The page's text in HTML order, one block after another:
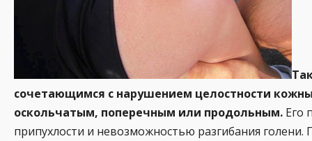
сочетающимся с нарушением целостности
оскольчатым, поперечным или продольным. Его
припухлости и невозможностью разгибания